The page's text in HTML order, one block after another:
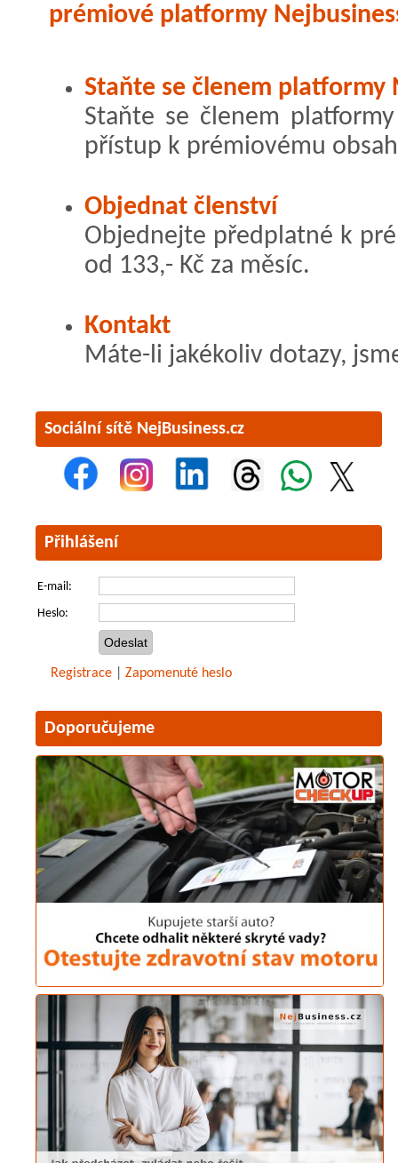
prémiové platformy
Staňte se členem platformy
Staňte se členem
přístup k prémiovému
Objednat členství
Objednejte předplatné k
od 133,- Kč za měsíc.
Kontakt
Máte-li jakékoliv dotazy,
Sociální sítě NejBusiness.cz
Přihlášení
E-mail:
Heslo:
Registrace Zapomenuté heslo
Doporučujeme